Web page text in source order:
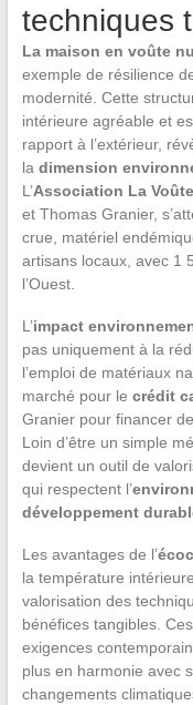
techniques
La maison en voûte
exemple de résilience
modernité. Cette
intérieure agréable et
rapport à l’extérieur,
la dimension
L’Association La
et Thomas Granier,
crue, matériel
artisans locaux, avec 1
l’Ouest.
L’impact
pas uniquement à la
l’emploi de matériaux
marché pour le crédit
Granier pour financer
Loin d’être un simple
devient un outil de
qui respectent l’
développement
Les avantages de l’
la température
valorisation des
bénéfices tangibles.
exigences
plus en harmonie avec
changements